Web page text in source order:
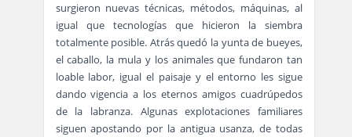
surgieron nuevas técnicas, métodos, máquinas, al
igual que tecnologías que hicieron la siembra
totalmente posible. Atrás quedó la yunta de bueyes,
el caballo, la mula y los animales que fundaron tan
loable labor, igual el paisaje y el entorno les sigue
dando vigencia a los eternos amigos cuadrúpedos
de la labranza. Algunas explotaciones familiares
siguen apostando por la antigua usanza, de todas